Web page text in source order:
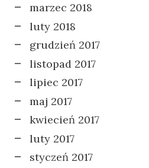
marzec 2018
luty 2018
grudzień 2017
listopad 2017
lipiec 2017
maj 2017
kwiecień 2017
luty 2017
styczeń 2017